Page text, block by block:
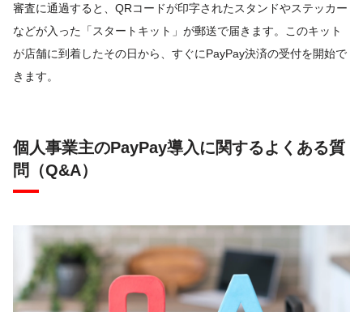
審査に通過すると、QRコードが印字されたスタンドやステッカー
などが入った「スタートキット」が郵送で届きます。このキット
が店舗に到着したその日から、すぐにPayPay決済の受付を開始で
きます。
個人事業主のPayPay導入に関するよくある質
問（Q&A）